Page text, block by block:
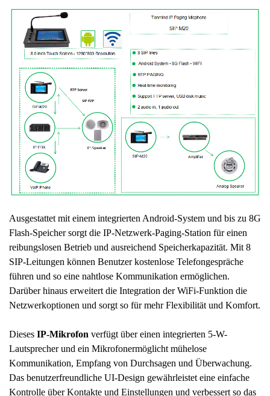
Ausgestattet mit einem integrierten Android-System und bis zu 8G
Flash-Speicher sorgt die IP-Netzwerk-Paging-Station für einen
reibungslosen Betrieb und ausreichend Speicherkapazität. Mit 8
SIP-Leitungen können Benutzer kostenlose Telefongespräche
führen und so eine nahtlose Kommunikation ermöglichen.
Darüber hinaus erweitert die Integration der WiFi-Funktion die
Netzwerkoptionen und sorgt so für mehr Flexibilität und Komfort.
Dieses IP-Mikrofon verfügt über einen integrierten 5-W-
Lautsprecher und ein Mikrofonermöglicht mühelose
Kommunikation, Empfang von Durchsagen und Überwachung.
Das benutzerfreundliche UI-Design gewährleistet eine einfache
Kontrolle über Kontakte und Einstellungen und verbessert so das